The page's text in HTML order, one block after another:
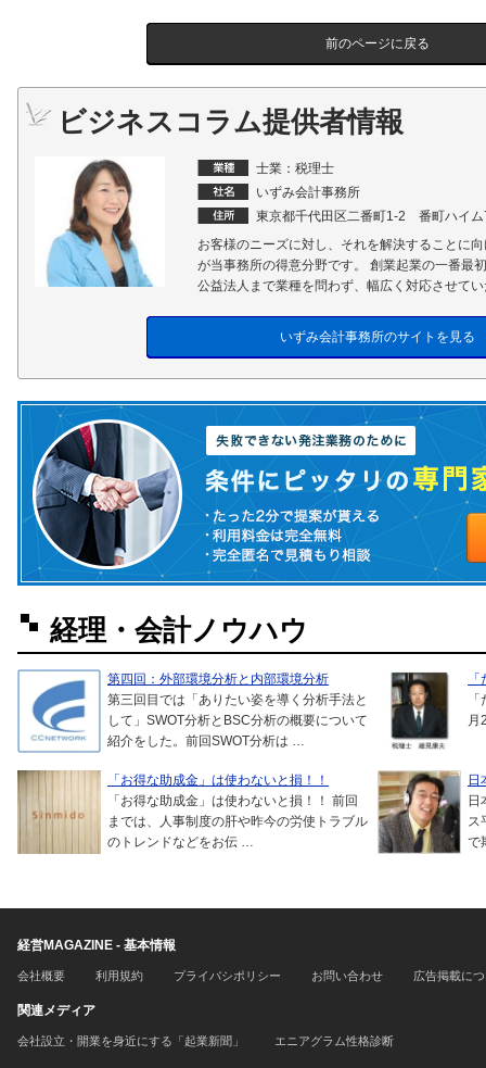
前のページに戻る
ビジネスコラム提供者情報
士業：税理士
いずみ会計事務所
東京都千代田区二番町1-2 番町ハイ
お客様のニーズに対し、それを解決することに
が当事務所の得意分野です。 創業起業の一番最
公益法人まで業種を問わず、幅広く対応させて
いずみ会計事務所のサイトを見る
経理・会計ノウハウ
第四回：外部環境分析と内部環境分析
第三回目では「ありたい姿を導く分析手法と
して」SWOT分析とBSC分析の概要について
紹介をした。前回SWOT分析は …
月
「お得な助成金」は使わないと損！！
「お得な助成金」は使わないと損！！ 前回
までは、人事制度の肝や昨今の労使トラブル
のトレンドなどをお伝 …
日
日
ス
で
経営MAGAZINE - 基本情報
会社概要 利用規約 プライバシポリシー お問い合わせ 広告掲載に
関連メディア
会社設立・開業を身近にする「起業新聞」 エニアグラム性格診断